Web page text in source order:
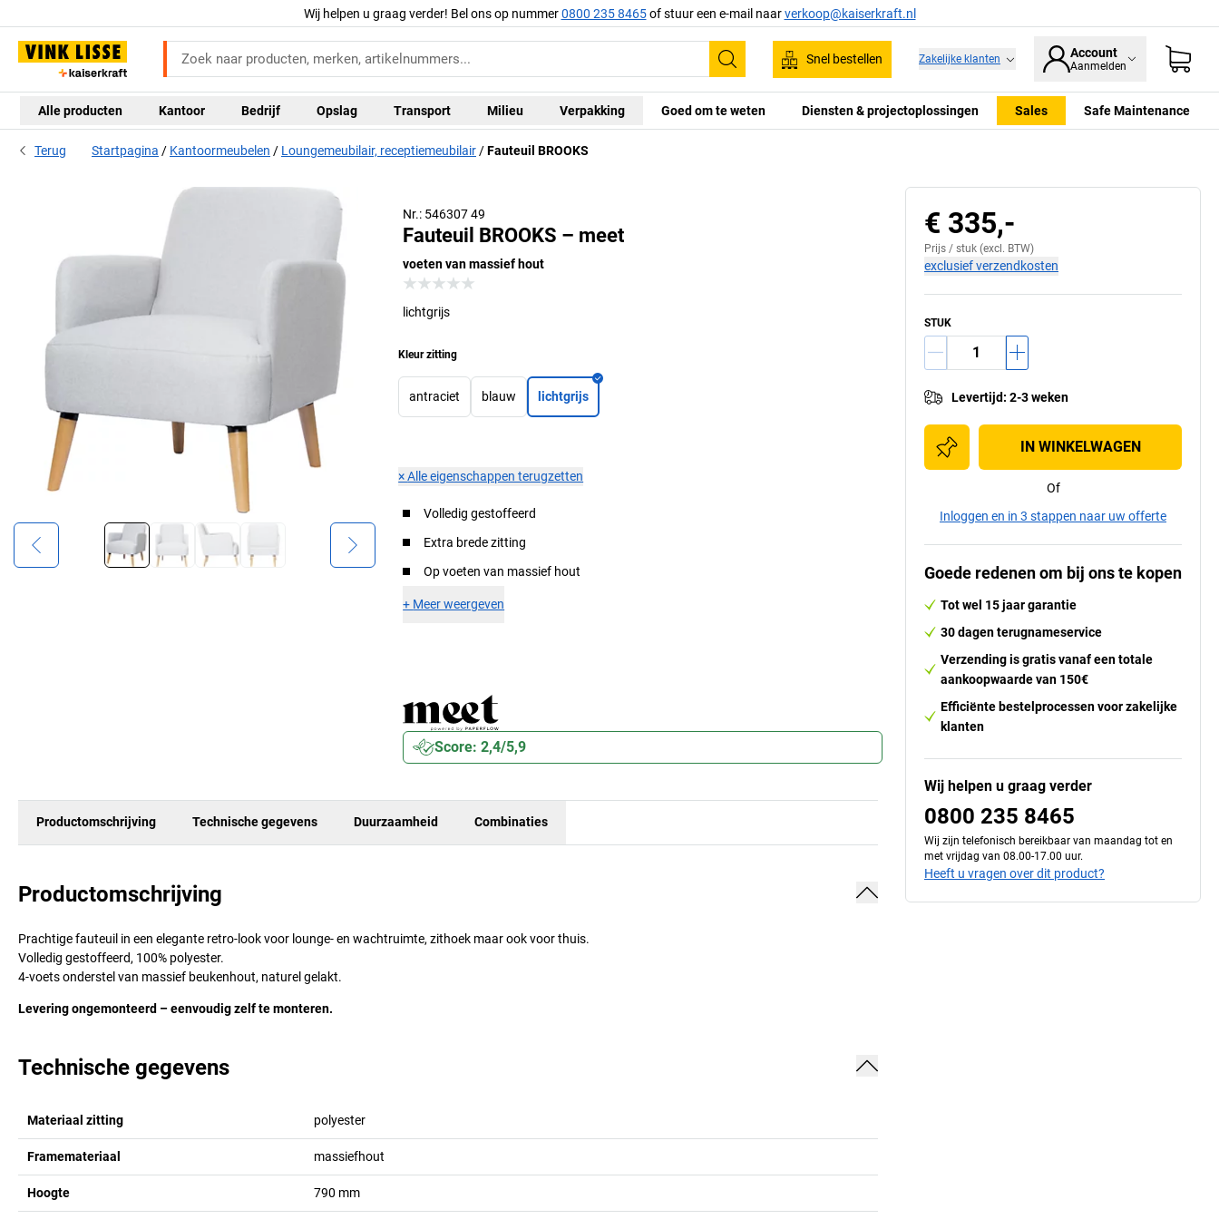
Wij helpen u graag verder! Bel ons op nummer0800 235 8465of stuur een e-mail naarverkoop@kaiserkraft.nl
Zoeken
Snel bestellen Zakelijke klanten Account
Aanmelden
Alle producten Kantoor Bedrijf Opslag Transport Milieu Verpakking Goed om te weten Diensten & projectoplossingen Sales Safe Maintenance
Terug Startpagina Kantoormeubelen Loungemeubilair, receptiemeubilair Fauteuil BROOKS
Nr.: 546307 49
Fauteuil BROOKS – meet
voeten van massief hout
lichtgrijs
Kleur zitting
antraciet blauw lichtgrijs
×Alle eigenschappen terugzetten
Volledig gestoffeerd
Extra brede zitting
Op voeten van massief hout
+ Meer weergeven
Score: 2,4/5,9
Productomschrijving Technische gegevens Duurzaamheid Combinaties
Productomschrijving
Prachtige fauteuil in een elegante retro-look voor lounge- en wachtruimte, zithoek maar ook voor thuis.
Volledig gestoffeerd, 100% polyester.
4-voets onderstel van massief beukenhout, naturel gelakt.
Levering ongemonteerd – eenvoudig zelf te monteren.
Technische gegevens
Materiaal zitting polyester
Framemateriaal massiefhout
Hoogte 790 mm
€ 335,-
Prijs / stuk (excl. BTW)
exclusief verzendkosten
STUK
Levertijd: 2-3 weken
IN WINKELWAGEN
Of
Inloggen en in 3 stappen naar uw offerte
Goede redenen om bij ons te kopen
Tot wel 15 jaar garantie
30 dagen terugnameservice
Verzending is gratis vanaf een totale
aankoopwaarde van 150€
Efficiënte bestelprocessen voor zakelijke
klanten
Wij helpen u graag verder
0800 235 8465
Wij zijn telefonisch bereikbaar van maandag tot en
met vrijdag van 08.00-17.00 uur.
Heeft u vragen over dit product?